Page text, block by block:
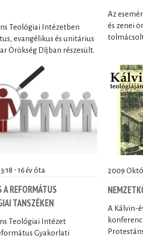
Teológiai Intézetben
evangélikus és unitárius
Örökség Díjban részesült.
Az
és zenei
∙ 16 évóta
REFORMÁTUS
TANSZÉKEN
Teológiai Intézet
Gyakorlati
2009
A Kálvin-